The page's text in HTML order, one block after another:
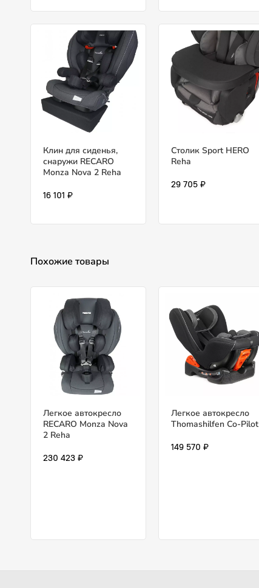
Клин для сиденья,
снаружи RECARO
Monza Nova 2 Reha
16 101 ₽
Столик Sport HERO
Reha
29 705 ₽
Похожие товары
Легкое автокресло
RECARO Monza Nova
2 Reha
230 423 ₽
Легкое автокресло
Thomashilfen Co-Pilot
149 570 ₽